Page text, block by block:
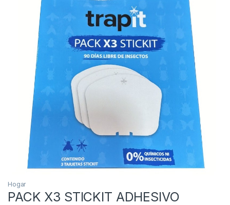
Hogar
PACK X3 STICKIT ADHESIVO